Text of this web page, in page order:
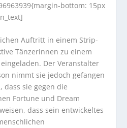
bottom: 15px
Auftritt in einem Strip-
Tänzerinnen zu einem
Der Veranstalter
nimmt sie jedoch gefangen
dass sie gegen die
Fortune und Dream
dass sein entwickeltes